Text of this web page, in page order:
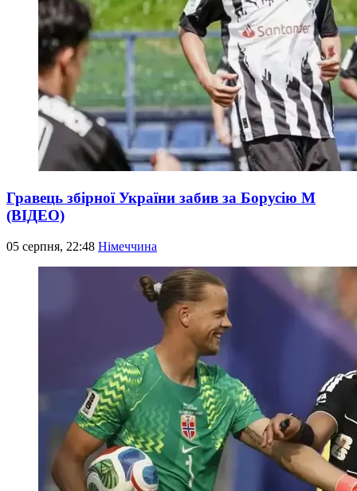
Гравець збірної України забив за Борусію М
(ВІДЕО)
05 серпня, 22:48 Німеччина